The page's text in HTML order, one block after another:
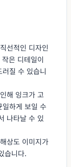
선적인 디자인
은 디테일이
질 수 있습니
해 잉크가 고
하게 보일 수
나타날 수 있
상도 이미지가
습니다.